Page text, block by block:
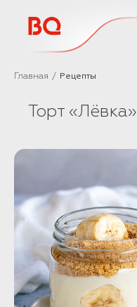
Главная Рецепты
Торт «Лёвка»